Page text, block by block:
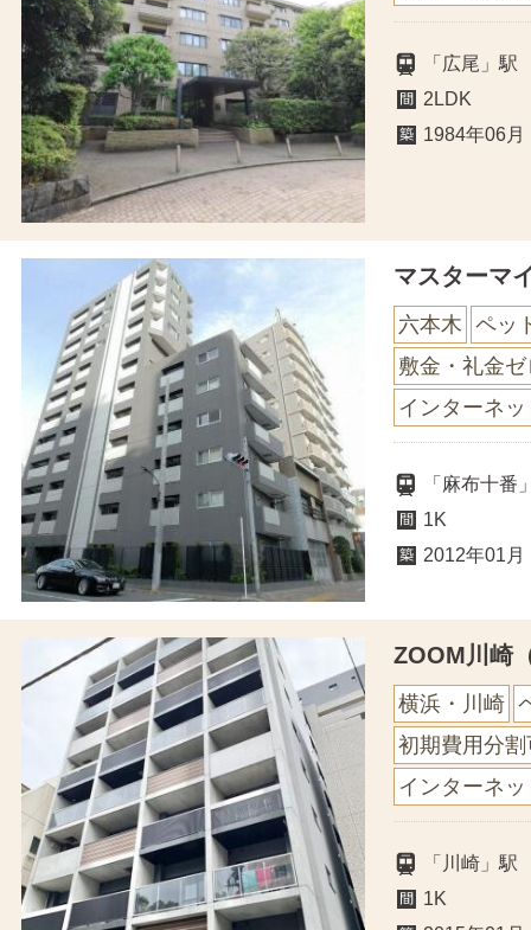
「広尾」
2LDK
1984年06月
マスターマ
六本木 ペッ
敷金・礼金ゼ
インターネ
「麻布十
1K
2012年01月
ZOOM川崎
横浜・川崎
初期費用分割
インターネ
「川崎」
1K